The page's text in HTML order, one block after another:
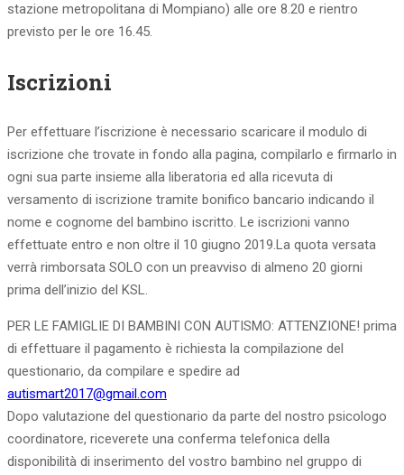
stazione metropolitana di Mompiano) alle ore 8.20 e rientro
previsto per le ore 16.45.
Iscrizioni
Per effettuare l’iscrizione è necessario scaricare il modulo di
iscrizione che trovate in fondo alla pagina, compilarlo e firmarlo in
ogni sua parte insieme alla liberatoria ed alla ricevuta di
versamento di iscrizione tramite bonifico bancario indicando il
nome e cognome del bambino iscritto. Le iscrizioni vanno
effettuate entro e non oltre il 10 giugno 2019.La quota versata
verrà rimborsata SOLO con un preavviso di almeno 20 giorni
prima dell’inizio del KSL.
PER LE FAMIGLIE DI BAMBINI CON AUTISMO: ATTENZIONE! prima
di effettuare il pagamento è richiesta la compilazione del
questionario, da compilare e spedire ad
autismart2017@gmail.com
Dopo valutazione del questionario da parte del nostro psicologo
coordinatore, riceverete una conferma telefonica della
disponibilità di inserimento del vostro bambino nel gruppo di